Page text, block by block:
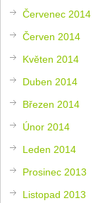
Červenec 2014
Červen 2014
Květen 2014
Duben 2014
Březen 2014
Únor 2014
Leden 2014
Prosinec 2013
Listopad 2013